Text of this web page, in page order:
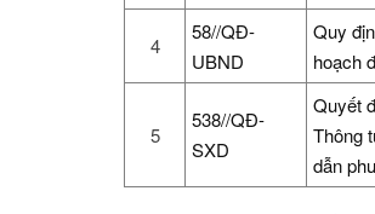
4
58//QĐ-
UBND
Quy
hoạch
5
538//QĐ-
SXD
Quyết
Thông
dẫn